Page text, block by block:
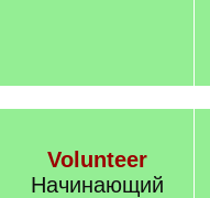
Volunteer
Начинающий